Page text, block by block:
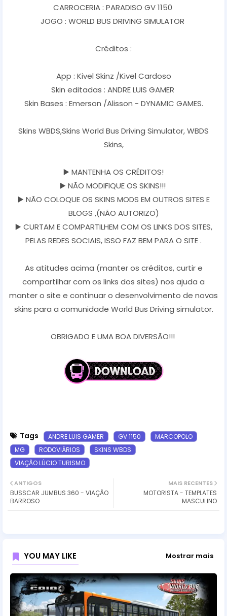
CARROCERIA : PARADISO GV 1150
JOGO : WORLD BUS DRIVING SIMULATOR
Créditos :
App : Kivel Skinz /Kivel Cardoso
Skin editadas : ANDRE LUIS GAMER
Skin Bases : Emerson /Alisson - DYNAMIC GAMES.
Skins WBDS,Skins World Bus Driving Simulator, WBDS
Skins,
▶️ MANTENHA OS CRÉDITOS!
▶️ NÃO MODIFIQUE OS SKINS!!!
▶️ NÃO COLOQUE OS SKINS MODS EM OUTROS SITES E
BLOGS ,(NÃO AUTORIZO)
▶️ CURTAM E COMPARTILHEM COM OS LINKS DOS SITES,
PELAS REDES SOCIAIS, ISSO FAZ BEM PARA O SITE .
As atitudes acima (manter os créditos, curtir e
compartilhar com os links dos sites) nos ajuda a
manter o site e continuar o desenvolvimento de novas
skins para a comunidade World Bus Driving simulator.
OBRIGADO E UMA BOA DIVERSÃO!!!
Tags ANDRE LUIS GAMER GV 1150
MARCOPOLO
MG
RODOVIÁRIOS
SKINS WBDS
VIAÇÃO LÚCIO TURISMO
MAIS RECENTES
MOTORISTA - TEMPLATES
MASCULINO
ANTIGOS
BUSSCAR JUMBUS 360 - VIAÇÃO
BARROSO
YOU MAY LIKE Mostrar mais